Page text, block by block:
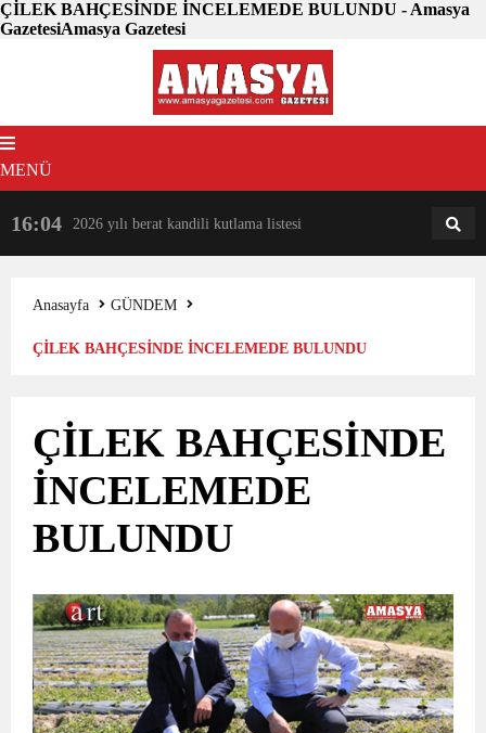
ÇİLEK BAHÇESİNDE İNCELEMEDE BULUNDU - Amasya
GazetesiAmasya Gazetesi
MENÜ
16:04 2026 yılı berat kandili kutlama listesi 18:31
Anasayfa
GÜNDEM
ÇİLEK BAHÇESİNDE İNCELEMEDE BULUNDU
ÇİLEK BAHÇESİNDE
İNCELEMEDE
BULUNDU